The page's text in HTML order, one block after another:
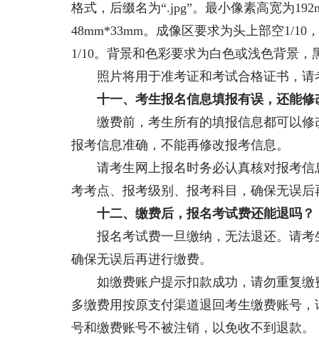
格式，后缀名为“.jpg”。最小像素高宽为
48mm*33mm。成像区要求为头上部空1/10
1/10。背景和色彩要求为白色或浅色背景，
照片将用于准考证和考试合格证书，请
十一、考生报名信息填报有误，还能修
缴费前，考生所有的填报信息都可以修
报考信息准确，不能再修改报考信息。
请考生网上报名时务必认真核对报考信
考考点、报考级别、报考科目，确保无误后
十二、缴费后，报名考试费还能退吗？
报名考试费一旦缴纳，无法退还。请考
确保无误后再进行缴费。
如缴费账户提示扣款成功，请勿重复缴
多缴费用按原支付渠道退回考生缴费账号
号和缴费账号不被注销，以免收不到退款。